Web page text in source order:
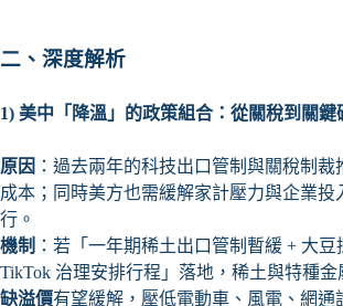
二、深度解析
1) 美中「降溫」的政策組合：從關稅到關鍵
原因 ：過去兩年的科技出口管制與關稅制裁
成本；同時美方也需緩解家計壓力與企業投
行。
機制 ：若「一年期稀土出口管制暫緩 + 大豆
TikTok 治理安排行程」落地，稀土與特種金
缺溢價有望緩解，壓低電動車、風電、網通